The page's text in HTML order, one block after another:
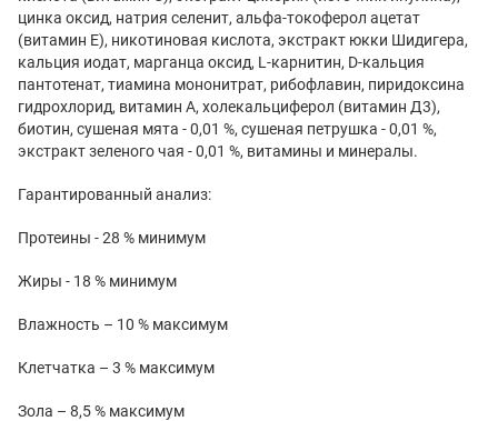
цинка оксид, натрия селенит, альфа-токоферол ацетат
(витамин Е), никотиновая кислота, экстракт юкки Шидигера,
кальция иодат, марганца оксид, L-карнитин, D-кальция
пантотенат, тиамина мононитрат, рибофлавин, пиридоксина
гидрохлорид, витамин А, холекальциферол (витамин Д3),
биотин, сушеная мята - 0,01 %, сушеная петрушка - 0,01 %,
экстракт зеленого чая - 0,01 %, витамины и минералы.
Гарантированный анализ:
Протеины - 28 % минимум
Жиры - 18 % минимум
Влажность – 10 % максимум
Клетчатка – 3 % максимум
Зола – 8,5 % максимум